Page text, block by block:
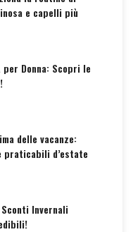
e capelli più
Donna: Scopri le
delle vacanze:
praticabili d’estate
Invernali